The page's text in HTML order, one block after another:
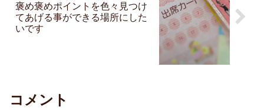
褒め褒めポイントを色々見つけ
てあげる事ができる場所にした
いです
コメント